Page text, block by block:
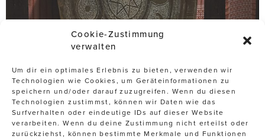
Cookie-Zustimmung
verwalten
Um dir ein optimales Erlebnis zu bieten, verwenden wir
Technologien wie Cookies, um Geräteinformationen zu
speichern und/oder darauf zuzugreifen. Wenn du diesen
Technologien zustimmst, können wir Daten wie das
Surfverhalten oder eindeutige IDs auf dieser Website
verarbeiten. Wenn du deine Zustimmung nicht erteilst oder
zurückziehst, können bestimmte Merkmale und Funktionen
21. Dezember 2018
HAMAM – WELLNESS WIE AUS 1001 NACHT